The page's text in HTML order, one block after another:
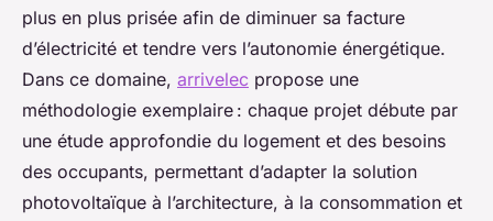
plus en plus prisée afin de diminuer sa facture
d’électricité et tendre vers l’autonomie énergétique.
Dans ce domaine, arrivelec propose une
méthodologie exemplaire : chaque projet débute par
une étude approfondie du logement et des besoins
des occupants, permettant d’adapter la solution
photovoltaïque à l’architecture, à la consommation et